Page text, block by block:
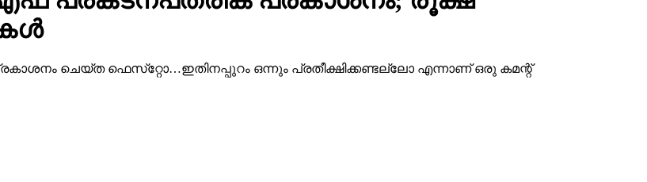
ചെയ്ത ഫെസ്‌റ്റോ…ഇതിനപ്പുറം ഒന്നും പ്രതീക്ഷിക്കണ്ടല്ലോ എന്നാണ് ഒരു കമന്റ്